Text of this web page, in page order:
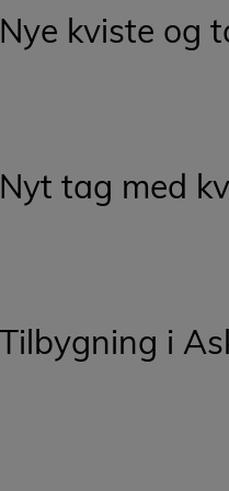
Nye kviste og
Nyt tag med
Tilbygning i